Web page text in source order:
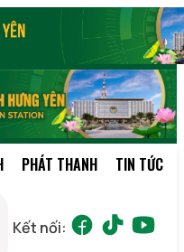
PHÁT THANH TIN TỨC
Kết nối: